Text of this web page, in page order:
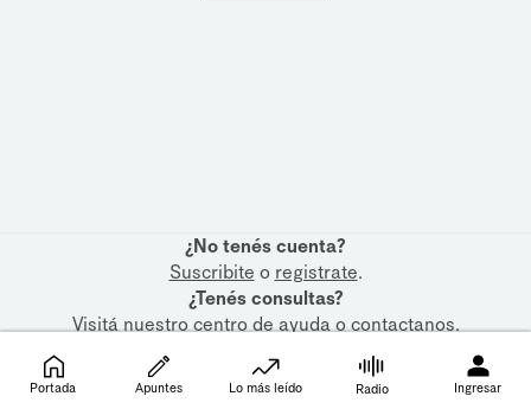
¿No tenés cuenta?
Suscribite o registrate.
¿Tenés consultas?
Visitá nuestrocentro de ayudaocontactanos.
Portada Apuntes Lo más leído Radio Ingresar